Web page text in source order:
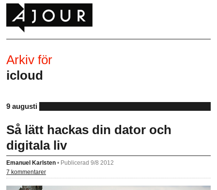
Arkiv för
icloud
9 augusti
Så lätt hackas din dator och
digitala liv
Emanuel Karlsten • Publicerad 9/8 2012
7 kommentarer